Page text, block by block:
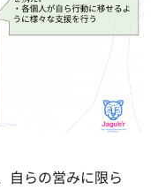
自らの営みに限ら